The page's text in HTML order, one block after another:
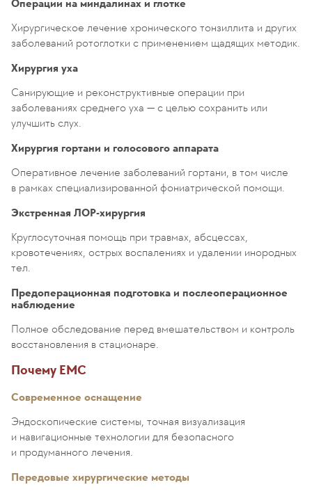
Операции на миндалинах и глотке
Хирургическое лечение хронического тонзиллита и других
заболеваний ротоглотки с применением щадящих методик.
Хирургия уха
Санирующие и реконструктивные операции при
заболеваниях среднего уха — с целью сохранить или
улучшить слух.
Хирургия гортани и голосового аппарата
Оперативное лечение заболеваний гортани, в том числе
в рамках специализированной фониатрической помощи.
Экстренная ЛОР-хирургия
Круглосуточная помощь при травмах, абсцессах,
кровотечениях, острых воспалениях и удалении инородных
тел.
Предоперационная подготовка и послеоперационное
наблюдение
Полное обследование перед вмешательством и контроль
восстановления в стационаре.
Почему EMC
Современное оснащение
Эндоскопические системы, точная визуализация
и навигационные технологии для безопасного
и продуманного лечения.
Передовые хирургические методы